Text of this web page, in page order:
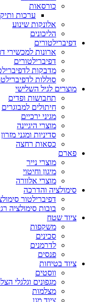
כורסאות
ערכות
אלונקות שינוע
הליכונים
דפיברילטורים
ארונות למכשירי
דפיברילטורים
מדבקות
סוללות
מוצרים לגיל השלישי
תחבושות ופדים
חיתולים למבוגרים
מגיני ירכיים
מוצרי היגיינה
סדיניות ומגני מזרון
כסאות רחצה
פארם
מוצרי נייר
מיגון וחיטוי
מוצרי אלוורה
סימולציה והדרכה
דפיברילטור
בובות סימולציה
ציוד שטח
משקפות
סכינים
לדרמנים
פנסים
ציוד בטיחות
ווסטים
מגפונים וגלגלי
מצלמות
ציוד מגן